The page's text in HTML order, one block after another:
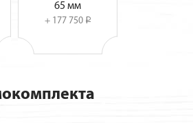
65 мм
+ 177 750 i